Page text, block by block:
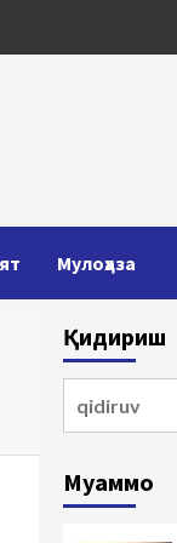
Мулоҳаза
Қидириш
Муаммо